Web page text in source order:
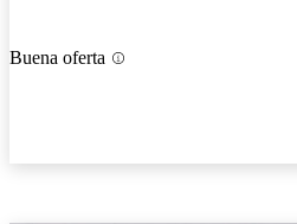
Buena oferta